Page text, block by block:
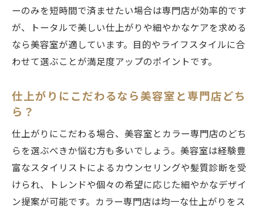
ーのみを短時間で済ませたい場合は専門店が効率的です
が、トータルで美しい仕上がりや細やかなケアを求める
なら美容室が適しています。目的やライフスタイルに合
わせて選ぶことが満足度アップのポイントです。
仕上がりにこだわるなら美容室と専門店どち
ら？
仕上がりにこだわる場合、美容室とカラー専門店のどち
らを選ぶべきか悩む方も多いでしょう。美容室は経験豊
富なスタイリストによるカウンセリングや髪質診断を受
けられ、トレンドや個々の希望に応じた細やかなデザイ
ン提案が可能です。カラー専門店は均一な仕上がりをス